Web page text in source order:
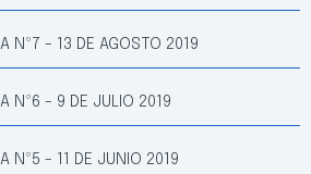
Nº7 - 13 DE AGOSTO 2019
Nº6 - 9 DE JULIO 2019
Nº5 - 11 DE JUNIO 2019